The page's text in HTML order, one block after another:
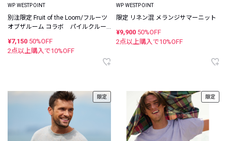
WP WESTPOINT
別注限定 Fruit of the Loom/フルーツ
オブザルーム コラボ パイルクルー
ツ
¥7,150 50%OFF
2点以上購入で10%OFF
WP WESTPOINT
限定 リネン混 メランジサマーニット
¥9,900 50%OFF
2点以上購入で10%OFF
限定 限定